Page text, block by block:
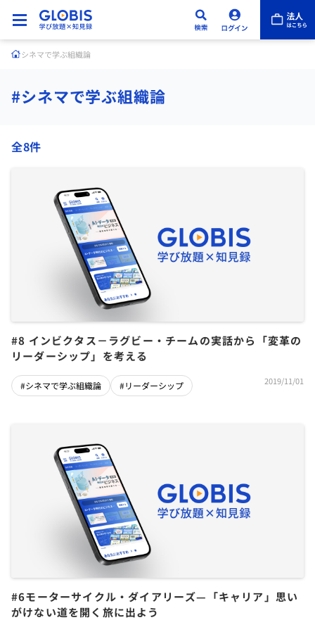
シネマで学ぶ組織論
#シネマで学ぶ組織論
全8件
#8 インビクタス－ラグビー・チームの実話から「変革の
リーダーシップ」を考える
#シネマで学ぶ組織論 #リーダーシップ 2019/11/01
#6モーターサイクル・ダイアリーズ—「キャリア」思い
がけない道を開く旅に出よう